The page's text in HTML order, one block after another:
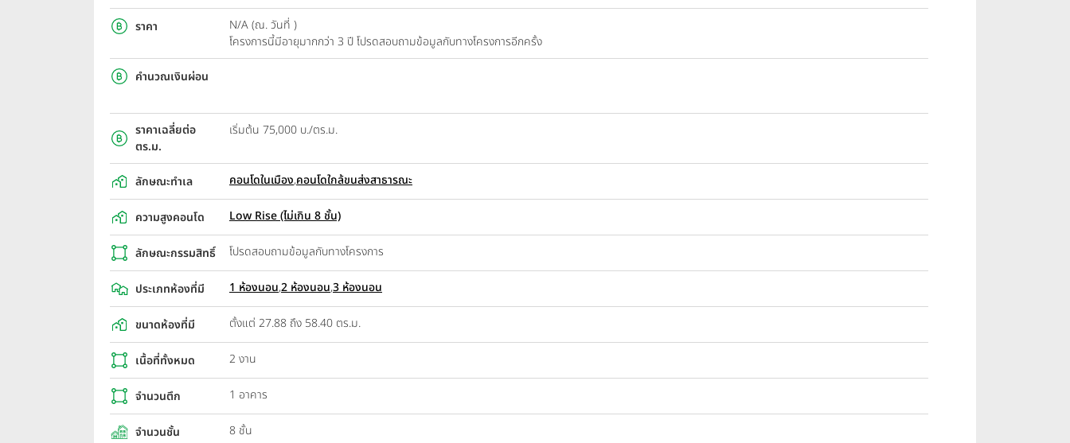
ราคา
N/A (ณ. วันที่ )
โครงการนี้มีอายุมากกว่า 3 ปี โปรดสอบถามข้อมูลกับทางโครงการอีกครั้ง
คำนวณเงินผ่อน
ราคาเฉลี่ยต่อ
ตร.ม.
เริ่มต้น 75,000 บ./ตร.ม.
ลักษณะทำเล คอนโดในเมือง,คอนโดใกล้ขนส่งสาธารณะ
ความสูงคอนโด Low Rise (ไม่เกิน 8 ชั้น)
ลักษณะกรรมสิทธิ์ โปรดสอบถามข้อมูลกับทางโครงการ
ประเภทห้องที่มี 1 ห้องนอน,2 ห้องนอน,3 ห้องนอน
ขนาดห้องที่มี ตั้งแต่ 27.88 ถึง 58.40 ตร.ม.
เนื้อที่ทั้งหมด 2 งาน
จำนวนตึก 1 อาคาร
จำนวนชั้น 8 ชั้น